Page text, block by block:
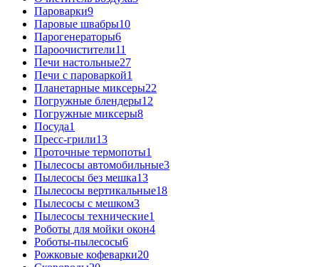
Пароварки9
Паровые швабры10
Парогенераторы6
Пароочистители11
Печи настольные27
Печи с пароваркой1
Планетарные миксеры22
Погружные блендеры12
Погружные миксеры8
Посуда1
Пресс-грили13
Проточные термопоты1
Пылесосы автомобильные3
Пылесосы без мешка13
Пылесосы вертикальные18
Пылесосы с мешком3
Пылесосы технические1
Роботы для мойки окон4
Роботы-пылесосы6
Рожковые кофеварки20